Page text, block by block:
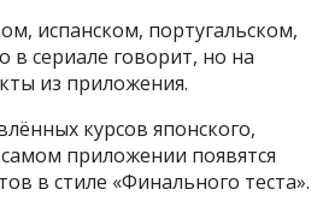
испанском, португальском,
сериале говорит, но на
из приложения.
курсов японского,
приложении появятся
в стиле «Финального теста».